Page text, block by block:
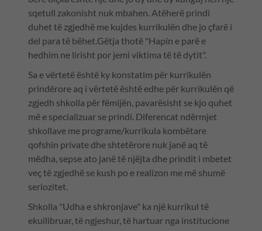
sqetull zakonisht nuk mbahen. Atëherë prindi
duhet të zgjedhë me kujdes kurrikulën dhe jo çfarë i
del para të bëhet.Gëtja thotë "Hapin e parë e
hedhim ne lirisht por jemi viktima të të dytit".
Sa e vërtetë është ky konstatim për kurrikulën
prindërore aq i vërtetë është edhe për kurrikulën që
zgjedh shkolla për fëmijën, pavarësisht se kjo quhet
më e specializuar se prindi. Diferencat ndërmjet
shkollave me programe/kurrikula kombëtare
qofshin private dhe shtetërore nuk janë aq të
mëdha, sepse ato janë të njëjta dhe prindit i mbetet
veç të zgjedhë se kush po e realizon me më shumë
seriozitet.
Shkolla "Udha e shkronjave" ka një kurrikul të
ekuilibruar, të ngjeshur, të hartuar nga institucione